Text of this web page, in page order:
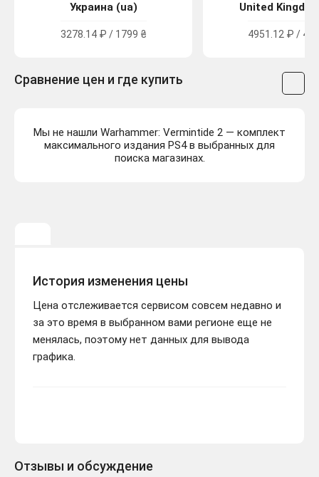
Украина (ua)
3278.14 ₽ / 1799 ₴
United
4951.12 ₽ /
Сравнение цен и где купить
Мы не нашли Warhammer: Vermintide 2 — комплект
максимального издания PS4 в выбранных для
поиска магазинах.
История изменения цены
Цена отслеживается сервисом совсем недавно и
за это время в выбранном вами регионе еще не
менялась, поэтому нет данных для вывода
графика.
Отзывы и обсуждение